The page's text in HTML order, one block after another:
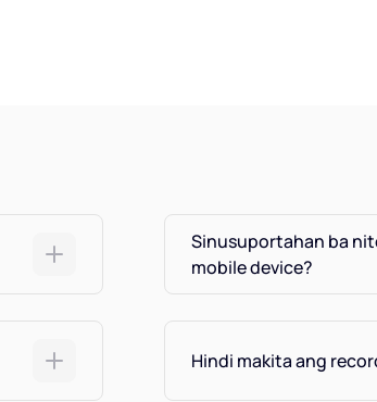
Sinusuportahan ba
mobile device?
Hindi makita ang